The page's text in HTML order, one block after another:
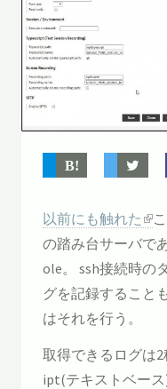
以前にも触れた
の踏み台サーバで
ole。 ssh接続時の
グを記録すること
はそれを行う。
取得できるログは
ipt(テキストベース